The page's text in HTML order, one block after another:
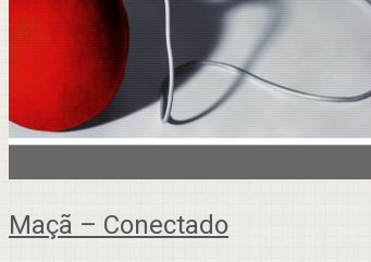
Maçã – Conectado